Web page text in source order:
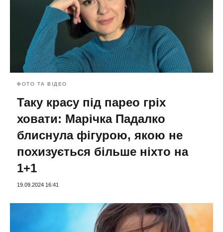
ФОТО ТА ВІДЕО
Таку красу під парео гріх
ховати: Марічка Падалко
блиснула фігурою, якою не
похизується більше ніхто на
1+1
19.09.2024 16:41